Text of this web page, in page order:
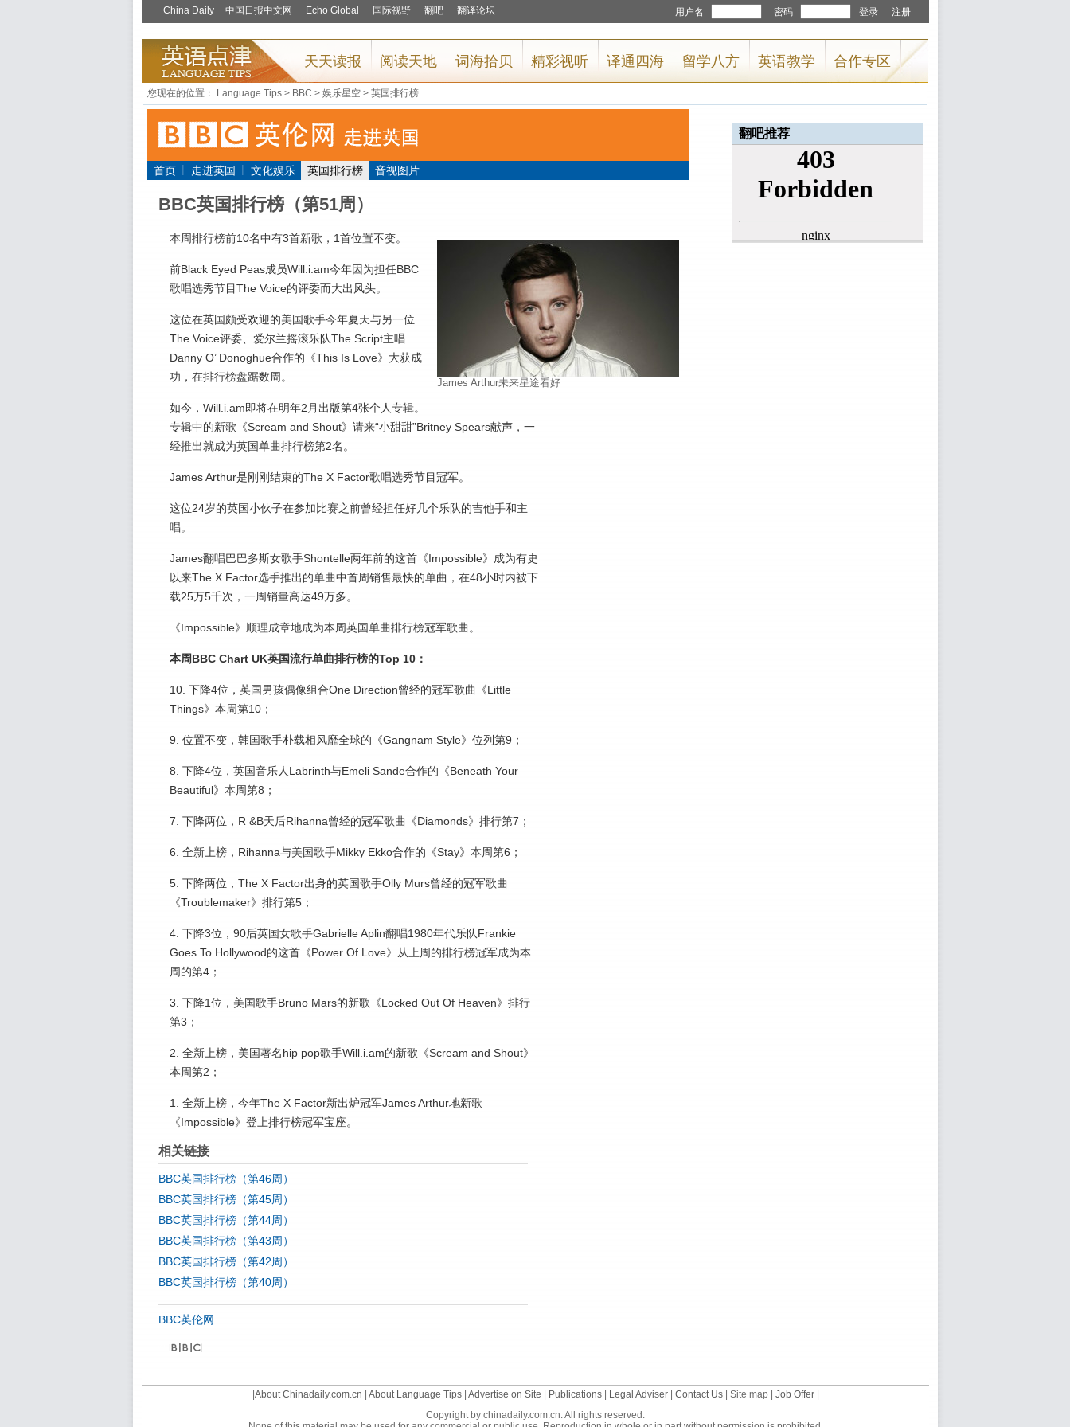
您现在的位置： Language Tips> BBC > 娱乐星空> 英国排行榜
首页 | 走进英国 | 文化娱乐 英国排行榜 音视图片
BBC英国排行榜（第51周）
James Arthur未来星途看好
本周排行榜前10名中有3首新歌，1首位置不变。
前Black Eyed Peas成员Will.i.am今年因为担任BBC
歌唱选秀节目The Voice的评委而大出风头。
这位在英国颇受欢迎的美国歌手今年夏天与另一位
The Voice评委、爱尔兰摇滚乐队The Script主唱
Danny O’ Donoghue合作的《This Is Love》大获成
功，在排行榜盘踞数周。
如今，Will.i.am即将在明年2月出版第4张个人专辑。
专辑中的新歌《Scream and Shout》请来“小甜甜”Britney Spears献声，一
经推出就成为英国单曲排行榜第2名。
James Arthur是刚刚结束的The X Factor歌唱选秀节目冠军。
这位24岁的英国小伙子在参加比赛之前曾经担任好几个乐队的吉他手和主
唱。
James翻唱巴巴多斯女歌手Shontelle两年前的这首《Impossible》成为有史
以来The X Factor选手推出的单曲中首周销售最快的单曲，在48小时内被下
载25万5千次，一周销量高达49万多。
《Impossible》顺理成章地成为本周英国单曲排行榜冠军歌曲。
本周BBC Chart UK英国流行单曲排行榜的Top 10：
10. 下降4位，英国男孩偶像组合One Direction曾经的冠军歌曲《Little
Things》本周第10；
9. 位置不变，韩国歌手朴载相风靡全球的《Gangnam Style》位列第9；
8. 下降4位，英国音乐人Labrinth与Emeli Sande合作的《Beneath Your
Beautiful》本周第8；
7. 下降两位，R &B天后Rihanna曾经的冠军歌曲《Diamonds》排行第7；
6. 全新上榜，Rihanna与美国歌手Mikky Ekko合作的《Stay》本周第6；
5. 下降两位，The X Factor出身的英国歌手Olly Murs曾经的冠军歌曲
《Troublemaker》排行第5；
4. 下降3位，90后英国女歌手Gabrielle Aplin翻唱1980年代乐队Frankie
Goes To Hollywood的这首《Power Of Love》从上周的排行榜冠军成为本
周的第4；
3. 下降1位，美国歌手Bruno Mars的新歌《Locked Out Of Heaven》排行
第3；
2. 全新上榜，美国著名hip pop歌手Will.i.am的新歌《Scream and Shout》
本周第2；
1. 全新上榜，今年The X Factor新出炉冠军James Arthur地新歌
《Impossible》登上排行榜冠军宝座。
相关链接
BBC英国排行榜（第46周）
BBC英国排行榜（第45周）
BBC英国排行榜（第44周）
BBC英国排行榜（第43周）
BBC英国排行榜（第42周）
BBC英国排行榜（第40周）
BBC英伦网